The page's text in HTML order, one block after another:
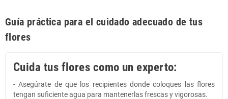
Guía práctica para el cuidado adecuado de tus
flores
Cuida tus flores como un experto:
- Asegúrate de que los recipientes donde coloques las flores
tengan suficiente agua para mantenerlas frescas y vigorosas.